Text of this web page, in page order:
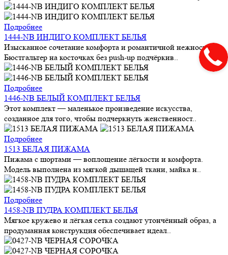
Подробнее
1444-NB ИНДИГО КОМПЛЕКТ БЕЛЬЯ
Изысканное сочетание комфорта и романтичной нежности.
Бюстгальтер на косточках без push-up подчёркив..
Подробнее
1446-NB БЕЛЫЙ КОМПЛЕКТ БЕЛЬЯ
Этот комплект — маленькое произведение искусства,
созданное для того, чтобы подчеркнуть женственност..
Подробнее
1513 БЕЛАЯ ПИЖАМА
Пижама с шортами — воплощение лёгкости и комфорта.
Модель выполнена из мягкой дышащей ткани, майка н..
Подробнее
1458-NB ПУДРА КОМПЛЕКТ БЕЛЬЯ
Мягкое кружево и лёгкая сетка создают утончённый образ, а
продуманная конструкция обеспечивает идеал..